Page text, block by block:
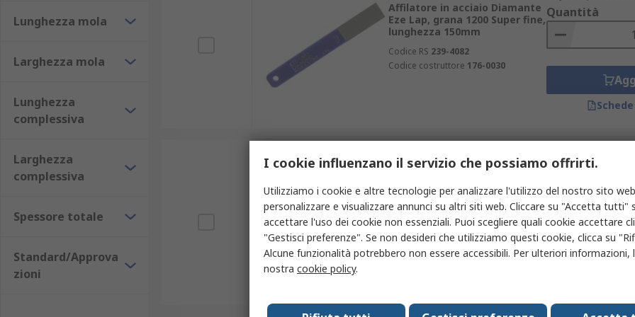
Lunghezza mola
Larghezza mola
Lunghezza
complessiva
Larghezza
complessiva
Spessore totale
Standard/Approva
zioni
Affilatore in acciaio Diamante
Eze Lap, grana 1200 Super fine,
lunghezza 150mm
Codice RS 239-4082
Codice costruttore 176-0030
Quantità
In magazzino
Affilatore in acciaio Diamante
Eze Lap, grana 400 Medio,
lunghezza 150mm
Codice RS 239-4060
Codice costruttore176-0028
Prezzo per 1 unità
27,72 €
Quantità
I cookie influenzano il servizio che possiamo offrirti.
Utilizziamo i cookie e altre tecnologie per analizzare l'utilizzo del nostro sito
personalizzare e visualizzare annunci su altri siti web. Cliccare su "Accetta tutti"
accettare l'uso dei cookie non essenziali. Puoi scegliere quali cookie accettare
"Gestisci preferenze". Se non desideri che utilizziamo questi cookie, clicca su
Alcune funzionalità potrebbero non essere accessibili. Per ulteriori informazioni,
nostra cookie policy.